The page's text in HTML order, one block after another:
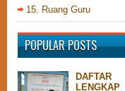
15. Ruang Guru
POPULAR POSTS
DAFTAR
LENGKAP